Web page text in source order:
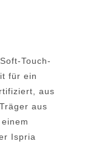
Touch-
für ein
aus
aus
Ispria